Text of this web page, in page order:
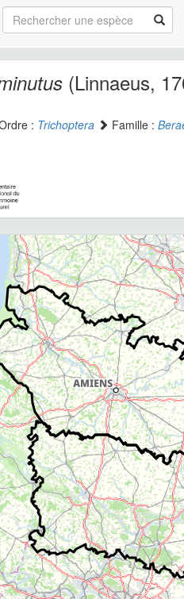
(Linnaeus,
: Trichoptera Famille :